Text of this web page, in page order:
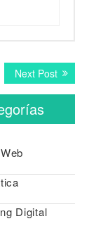
Next PostNext
post:
Digital